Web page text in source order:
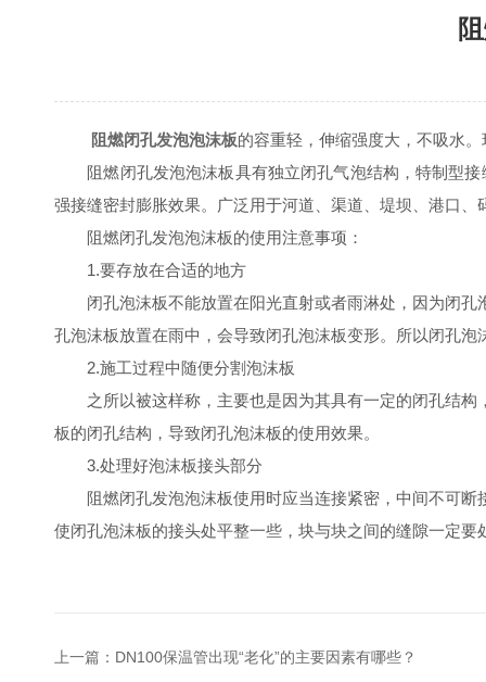
阻燃闭孔发泡泡沫板的容重轻，伸缩强度大，不吸水
阻燃闭孔发泡泡沫板具有独立闭孔气泡结构，特制型接
强接缝密封膨胀效果。广泛用于河道、渠道、堤坝、港口
阻燃闭孔发泡泡沫板的使用注意事项：
1.要存放在合适的地方
闭孔泡沫板不能放置在阳光直射或者雨淋处，因为闭孔
孔泡沫板放置在雨中，会导致闭孔泡沫板变形。所以闭孔
2.施工过程中随便分割泡沫板
之所以被这样称，主要也是因为其具有一定的闭孔结构
板的闭孔结构，导致闭孔泡沫板的使用效果。
3.处理好泡沫板接头部分
阻燃闭孔发泡泡沫板使用时应当连接紧密，中间不可断
使闭孔泡沫板的接头处平整一些，块与块之间的缝隙一定要
上一篇： DN100保温管出现“老化”的主要因素有哪些？